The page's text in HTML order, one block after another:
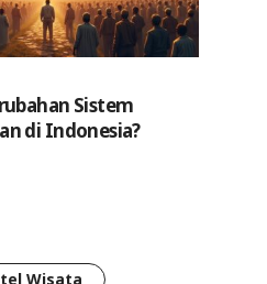
Sistem
di Indonesia?
Wisata